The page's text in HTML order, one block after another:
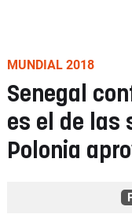
MUNDIAL 2018
Senegal
es el de las
Polonia